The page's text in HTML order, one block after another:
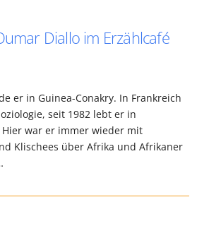
Diallo im Erzählcafé
er in Guinea-Conakry. In Frankreich
seit 1982 lebt er in
war er immer wieder mit
Klischees über Afrika und Afrikaner